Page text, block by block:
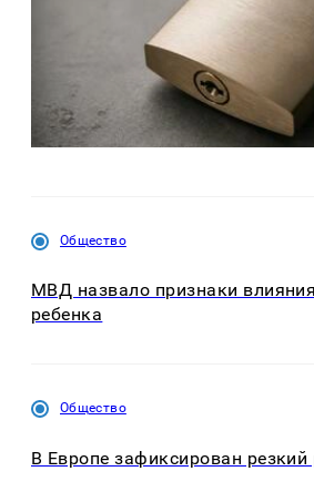
Общество
МВД назвало признаки
ребенка
Общество
В Европе зафиксирован